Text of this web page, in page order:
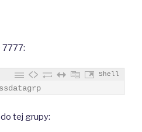
7777:
Shell
tej grupy: